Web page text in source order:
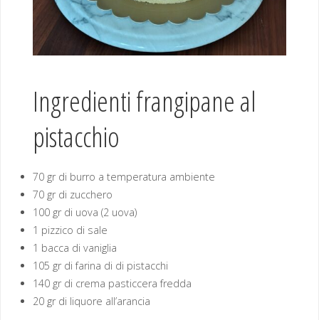
Ingredienti frangipane al
pistacchio
70 gr di burro a temperatura ambiente
70 gr di zucchero
100 gr di uova (2 uova)
1 pizzico di sale
1 bacca di vaniglia
105 gr di farina di di pistacchi
140 gr di crema pasticcera fredda
20 gr di liquore all’arancia